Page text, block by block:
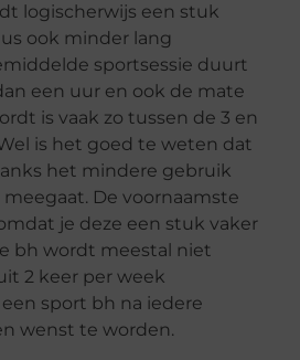
logischerwijs een stuk
ook minder lang
sportsessie duurt
een uur en ook de mate
is vaak zo tussen de 3 en
is het goed te weten dat
het mindere gebruik
De voornaamste
je deze een stuk vaker
bh wordt meestal niet
2 keer per week
sport bh na iedere
wenst te worden.